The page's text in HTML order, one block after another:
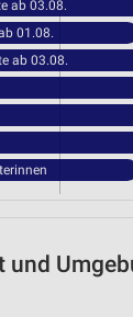
ab 03.08.
01.08.
ab 03.08.
und